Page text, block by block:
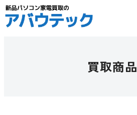
買取商品